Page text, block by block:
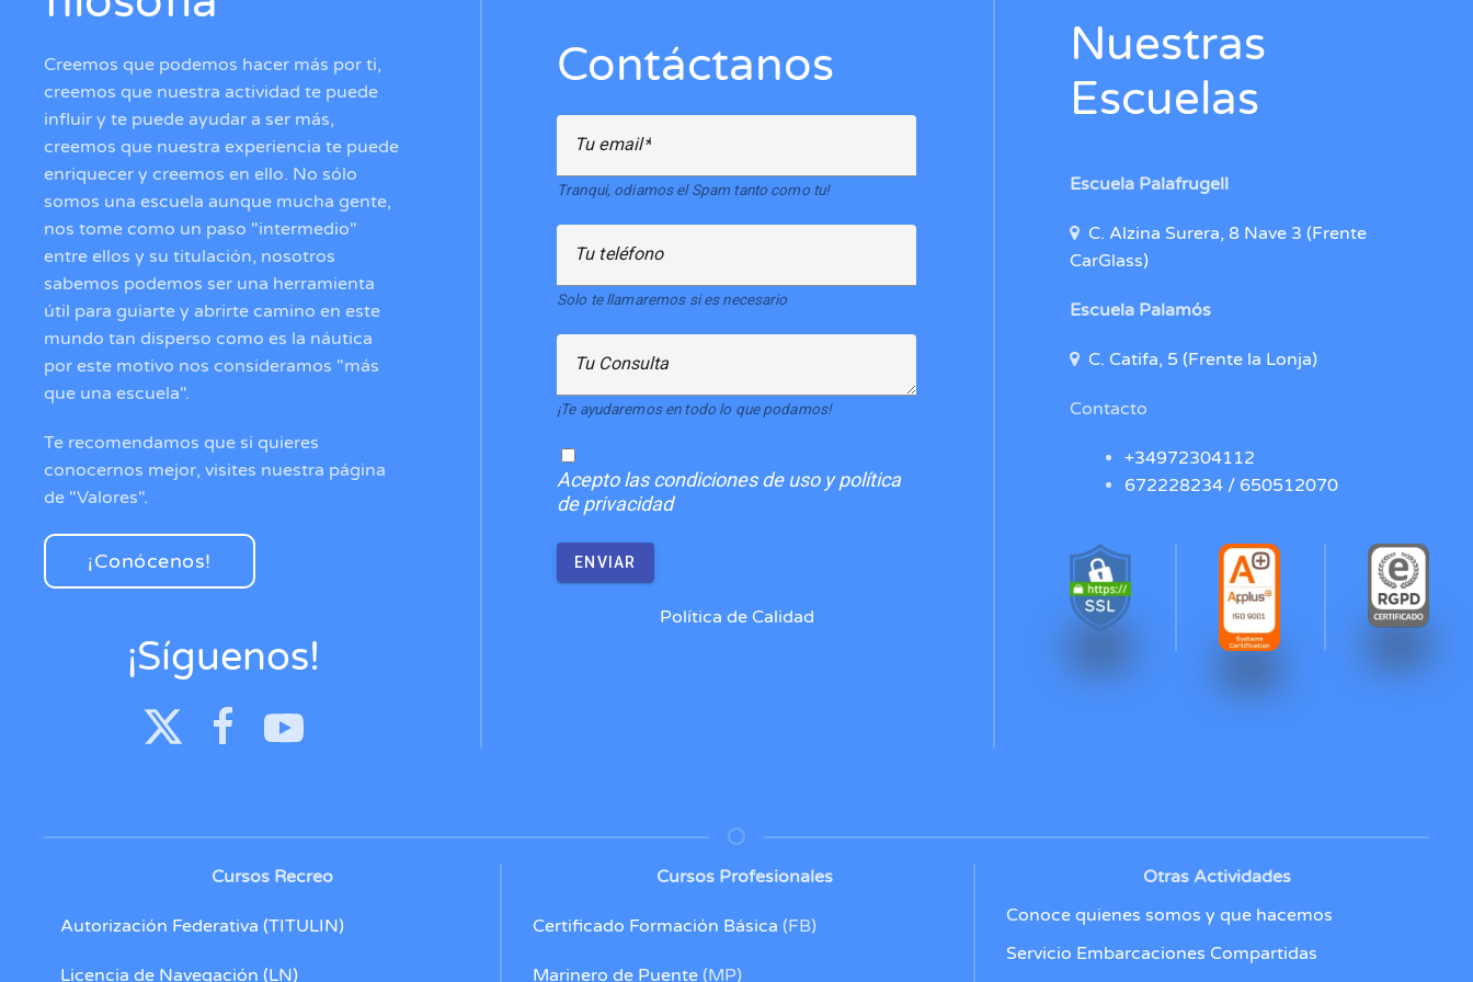
Creemos que podemos hacer más por ti,
creemos que nuestra actividad te puede
influir y te puede ayudar a ser más,
creemos que nuestra experiencia te puede
enriquecer y creemos en ello. No sólo
somos una escuela aunque mucha gente,
nos tome como un paso "intermedio"
entre ellos y su titulación, nosotros
sabemos podemos ser una herramienta
útil para guiarte y abrirte camino en este
mundo tan disperso como es la náutica
por este motivo nos consideramos "más
que una escuela".
Te recomendamos que si quieres
conocernos mejor, visites nuestra página
de "Valores".
¡Conócenos!
¡Síguenos!
Contáctanos
Tu email
Tranqui, odiamos el Spam tanto como tu!
Tu teléfono
Solo te llamaremos si es necesario
Tu Consulta
¡Te ayudaremos en todo lo que podamos!
Aceptolas condiciones de uso y política
de privacidad
ENVIAR
Política de Calidad
Nuestras
Escuelas
Escuela Palafrugell
C. Alzina Surera, 8 Nave 3 (Frente
CarGlass)
Escuela Palamós
C. Catifa, 5 (Frente la Lonja)
Contacto
+34972304112
672228234 / 650512070
Cursos Recreo
Autorización Federativa (TITULIN)
Licencia de Navegación (LN)
Cursos Profesionales
Certificado Formación Básica (FB)
Marinero de Puente (MP)
Otras Actividades
Conoce quienes somos y que hacemos
Servicio Embarcaciones Compartidas